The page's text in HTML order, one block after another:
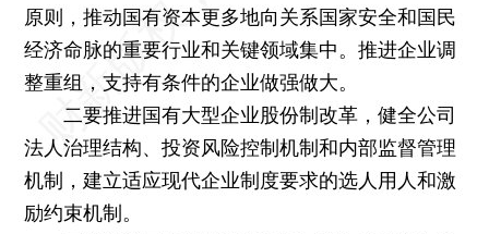
原则，推动国有资本更多地向关系国家安全和国民
经济命脉的重要行业和关键领域集中。推进企业调
整重组，支持有条件的企业做强做大。
二要推进国有大型企业股份制改革，健全公司
法人治理结构、投资风险控制机制和内部监督管理
机制，建立适应现代企业制度要求的选人用人和激
励约束机制。